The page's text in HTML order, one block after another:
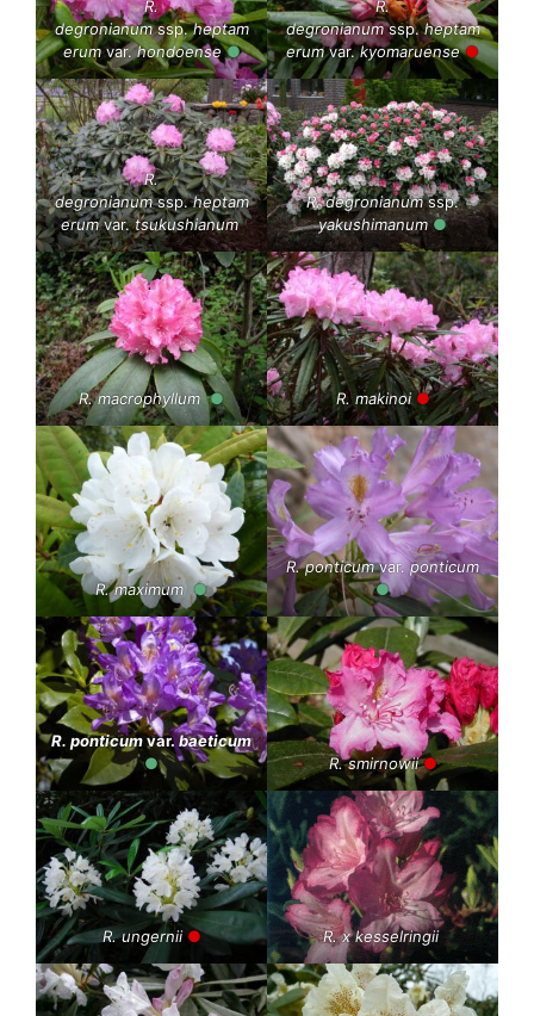
R.
degronianumssp.heptam
erumvar.hondoense ●
R.
degronianumssp.heptam
erumvar.kyomaruense ●
R.
degronianumssp.heptam
erumvar.tsukushianum
R. degronianumssp.
yakushimanum ●
R. macrophyllum ● R. makinoi ●
R. maximum ●
R. ponticumvar.ponticum
●
R. ponticumvar.baeticum
●
R. smirnowii ●
R. ungernii ● R. x kesselringii